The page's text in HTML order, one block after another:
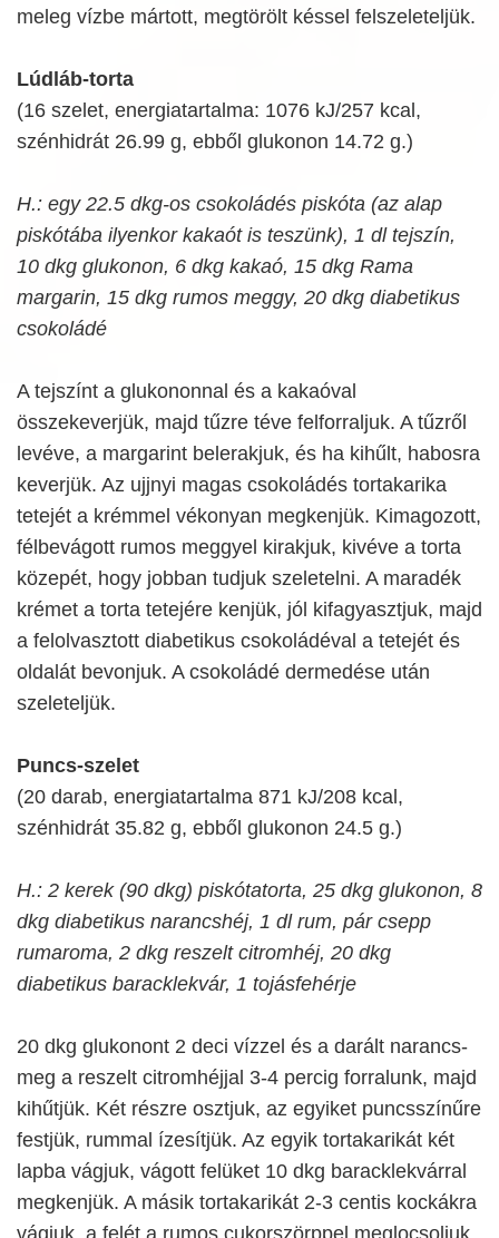
meleg vízbe mártott, megtörölt késsel felszeleteljük.
Lúdláb-torta
(16 szelet, energiatartalma: 1076 kJ/257 kcal,
szénhidrát 26.99 g, ebből glukonon 14.72 g.)
H.: egy 22.5 dkg-os csokoládés piskóta (az alap
piskótába ilyenkor kakaót is teszünk), 1 dl tejszín,
10 dkg glukonon, 6 dkg kakaó, 15 dkg Rama
margarin, 15 dkg rumos meggy, 20 dkg diabetikus
csokoládé
A tejszínt a glukononnal és a kakaóval
összekeverjük, majd tűzre téve felforraljuk. A tűzről
levéve, a margarint belerakjuk, és ha kihűlt, habosra
keverjük. Az ujjnyi magas csokoládés tortakarika
tetejét a krémmel vékonyan megkenjük. Kimagozott,
félbevágott rumos meggyel kirakjuk, kivéve a torta
közepét, hogy jobban tudjuk szeletelni. A maradék
krémet a torta tetejére kenjük, jól kifagyasztjuk, majd
a felolvasztott diabetikus csokoládéval a tetejét és
oldalát bevonjuk. A csokoládé dermedése után
szeleteljük.
Puncs-szelet
(20 darab, energiatartalma 871 kJ/208 kcal,
szénhidrát 35.82 g, ebből glukonon 24.5 g.)
H.: 2 kerek (90 dkg) piskótatorta, 25 dkg glukonon, 8
dkg diabetikus narancshéj, 1 dl rum, pár csepp
rumaroma, 2 dkg reszelt citromhéj, 20 dkg
diabetikus baracklekvár, 1 tojásfehérje
20 dkg glukonont 2 deci vízzel és a darált narancs-
meg a reszelt citromhéjjal 3-4 percig forralunk, majd
kihűtjük. Két részre osztjuk, az egyiket puncsszínűre
festjük, rummal ízesítjük. Az egyik tortakarikát két
lapba vágjuk, vágott felüket 10 dkg baracklekvárral
megkenjük. A másik tortakarikát 2-3 centis kockákra
vágjuk, a felét a rumos cukorszörppel meglocsoljuk,